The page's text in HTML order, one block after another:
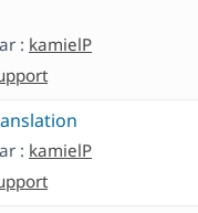
: kamielP
: kamielP